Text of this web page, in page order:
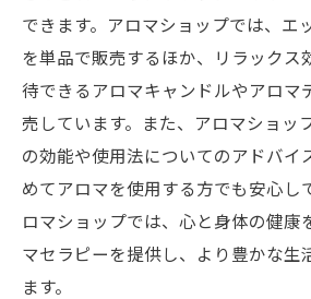
できます。アロマショップでは、エ
を単品で販売するほか、リラックス
待できるアロマキャンドルやアロマ
売しています。また、アロマショッ
の効能や使用法についてのアドバイ
めてアロマを使用する方でも安心し
ロマショップでは、心と身体の健康
マセラピーを提供し、より豊かな生
ます。